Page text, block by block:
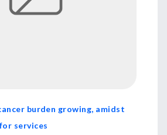
burden growing, amidst
services